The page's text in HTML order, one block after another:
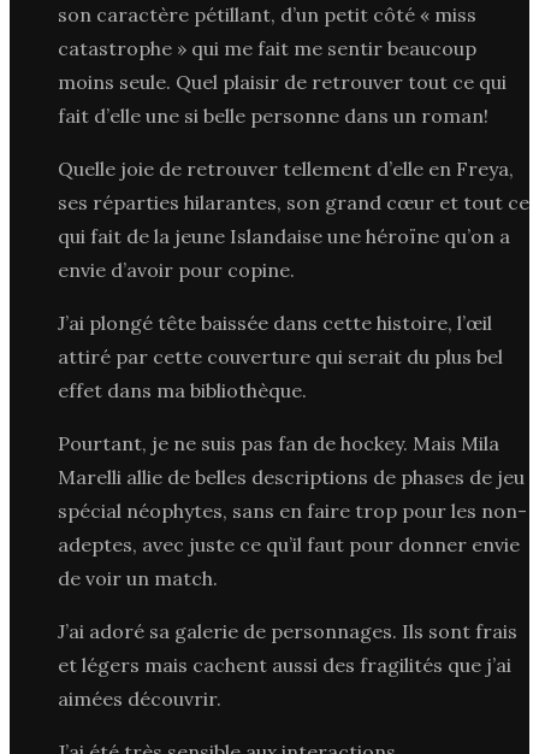
son caractère pétillant, d’un petit côté « miss
catastrophe » qui me fait me sentir beaucoup
moins seule. Quel plaisir de retrouver tout ce qui
fait d’elle une si belle personne dans un roman!
Quelle joie de retrouver tellement d’elle en Freya,
ses réparties hilarantes, son grand cœur et tout ce
qui fait de la jeune Islandaise une héroïne qu’on a
envie d’avoir pour copine.
J’ai plongé tête baissée dans cette histoire, l’œil
attiré par cette couverture qui serait du plus bel
effet dans ma bibliothèque.
Pourtant, je ne suis pas fan de hockey. Mais Mila
Marelli allie de belles descriptions de phases de jeu
spécial néophytes, sans en faire trop pour les non-
adeptes, avec juste ce qu’il faut pour donner envie
de voir un match.
J’ai adoré sa galerie de personnages. Ils sont frais
et légers mais cachent aussi des fragilités que j’ai
aimées découvrir.